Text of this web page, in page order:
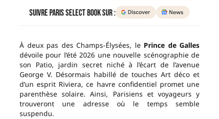
Suivre Paris Select Book sur :
À deux pas des Champs-Élysées, le Prince de Galles
dévoile pour l’été 2026 une nouvelle scénographie de
son Patio, jardin secret niché à l’écart de l’avenue
George V. Désormais habillé de touches Art déco et
d’un esprit Riviera, ce havre confidentiel promet une
parenthèse solaire. Ainsi, Parisiens et voyageurs y
trouveront une adresse où le temps semble
suspendu.